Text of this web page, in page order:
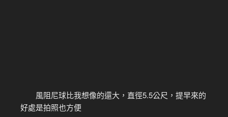
風阻尼球比我想像的還大，直徑5.5公尺，提早來的
好處是拍照也方便